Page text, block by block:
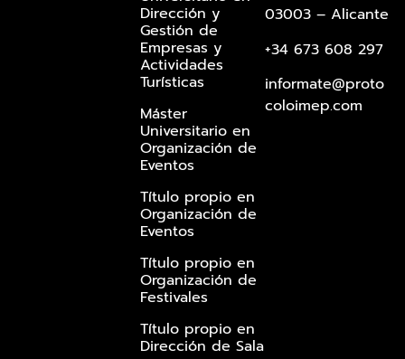
Dirección y
Gestión de
Empresas y
Actividades
Turísticas
Máster
Universitario en
Organización de
Eventos
Título propio en
Organización de
Eventos
Título propio en
Organización de
Festivales
Título propio en
Dirección de Sala
03003 – Alicante
+34 673 608 297
informate@proto
coloimep.com